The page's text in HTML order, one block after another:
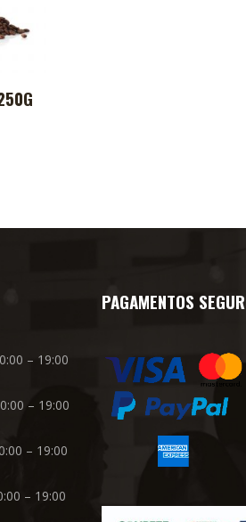
– 19:00
– 19:00
– 19:00
– 19:00
PAGAMENTOS